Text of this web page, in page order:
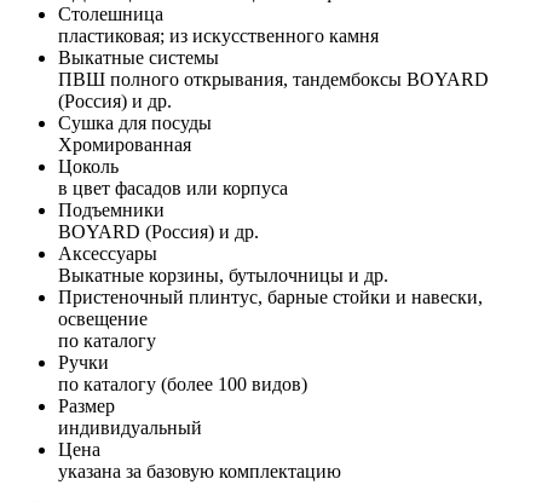
Столешница
пластиковая; из искусственного камня
Выкатные системы
ПВШ полного открывания, тандембоксы BOYARD
(Россия) и др.
Сушка для посуды
Хромированная
Цоколь
в цвет фасадов или корпуса
Подъемники
BOYARD (Россия) и др.
Аксессуары
Выкатные корзины, бутылочницы и др.
Пристеночный плинтус, барные стойки и навески,
освещение
по каталогу
Ручки
по каталогу (более 100 видов)
Размер
индивидуальный
Цена
указана за базовую комплектацию